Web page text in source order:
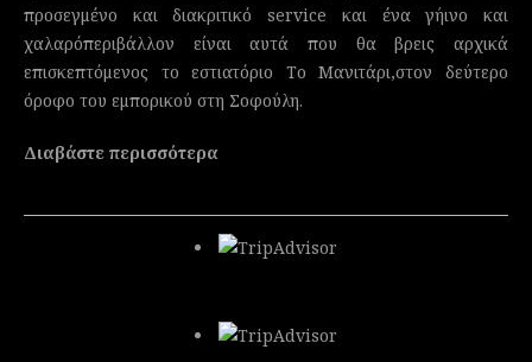
προσεγμένο και διακριτικό service και ένα γήινο και
χαλαρόπεριβάλλον είναι αυτά που θα βρεις αρχικά
επισκεπτόμενος το εστιατόριο Το Μανιτάρι,στον δεύτερο
όροφο του εμπορικού στη Σοφούλη.
Διαβάστε περισσότερα